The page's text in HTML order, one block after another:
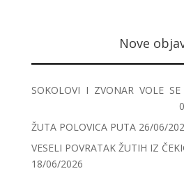
Nove
SOKOLOVI I ZVONAR VOLE SE
ŽUTA POLOVICA PUTA 26/06/
VESELI POVRATAK ŽUTIH IZ
18/06/2026